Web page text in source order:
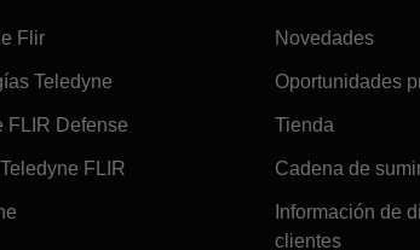
Flir
Teledyne
FLIR Defense
FLIR
Novedades
Oportunidades
Tienda
Cadena de
Información de
clientes